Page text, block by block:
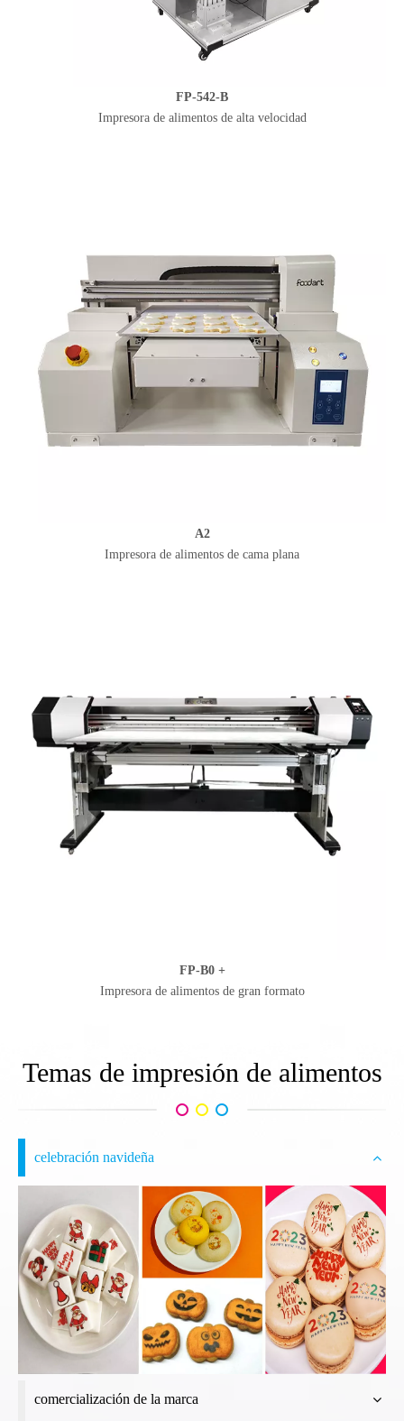
FP-542-B
Impresora de alimentos de alta velocidad
A2
Impresora de alimentos de cama plana
FP-B0 +
Impresora de alimentos de gran formato
Temas de impresión de alimentos
celebración navideña
comercialización de la marca